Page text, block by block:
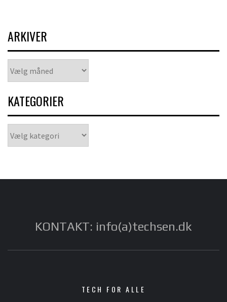
ARKIVER
KATEGORIER
KONTAKT: info(a)techsen.dk
TECH FOR ALLE